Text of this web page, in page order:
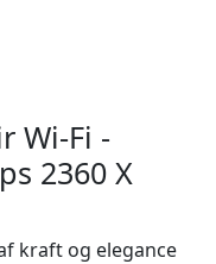
Wi-Fi -
2360 X
kraft og elegance